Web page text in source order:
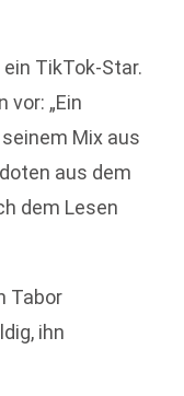
TikTok-Star.
„Ein
Mix aus
aus dem
dem Lesen
Tabor
ihn